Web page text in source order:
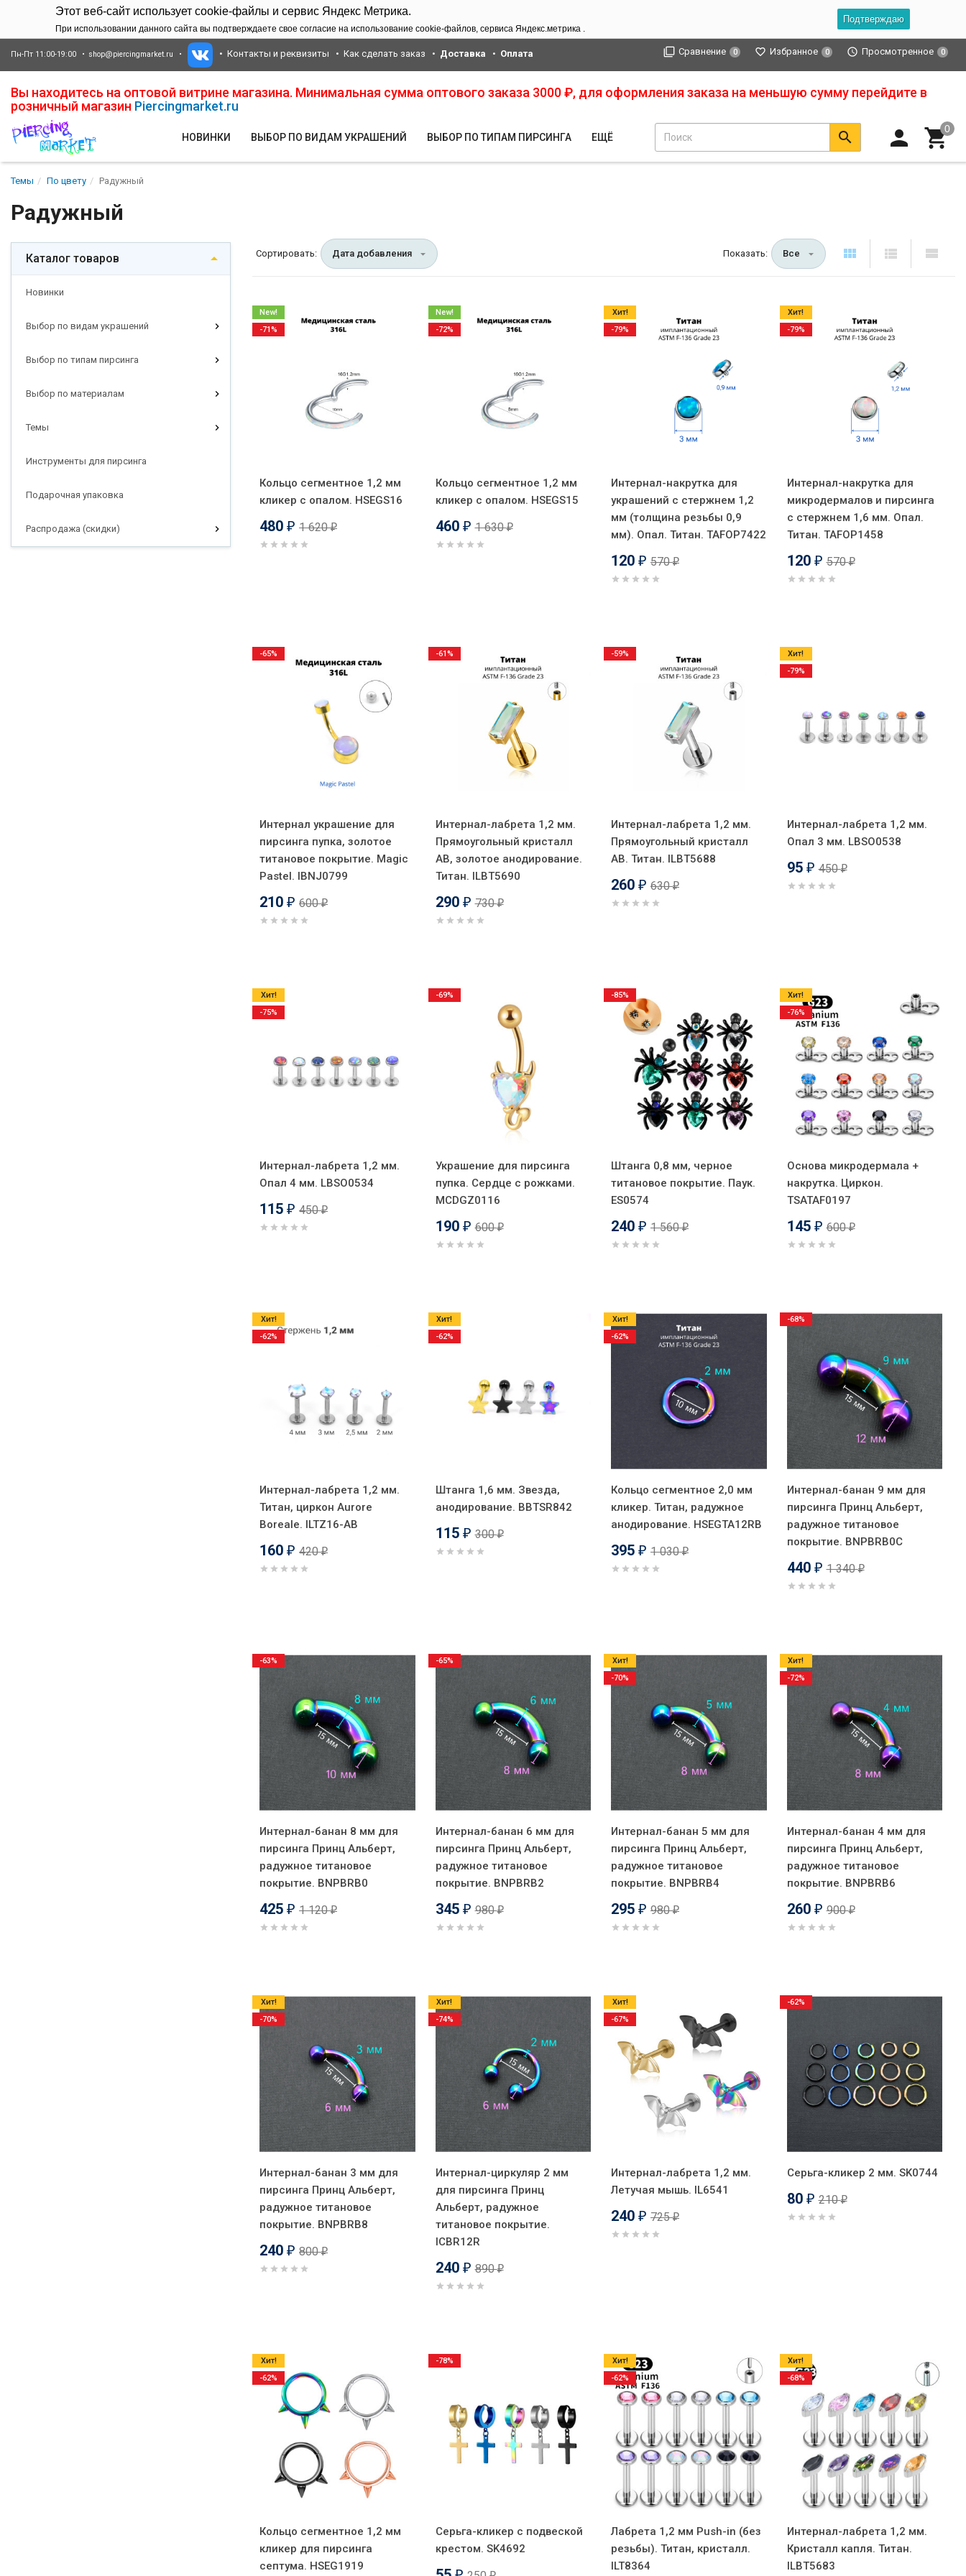
Этот веб-сайт использует cookie-файлы и сервис Яндекс Метрика.
При использовании данного сайта вы подтверждаете свое согласие на использование cookie-файлов, сервиса Яндекс.метрика .
Подтверждаю
Пн-Пт 11:00-19:00 shop@piercingmarket.ru Контакты и реквизиты Как сделать заказ Доставка Оплата Сравнение 0 Избранное 0 Просмотренное 0
Вы находитесь на оптовой витрине магазина. Минимальная сумма оптового заказа 3000 ₽, для оформления заказа на меньшую сумму перейдите в
розничный магазин Piercingmarket.ru
НОВИНКИ ВЫБОР ПО ВИДАМ УКРАШЕНИЙ ВЫБОР ПО ТИПАМ ПИРСИНГА ЕЩЁ
Темы По цвету Радужный
Радужный
Каталог товаров
Новинки
Выбор по видам украшений
Выбор по типам пирсинга
Выбор по материалам
Темы
Инструменты для пирсинга
Подарочная упаковка
Распродажа (скидки)
Сортировать: Дата добавления Показать: Все
Кольцо сегментное 1,2 мм
кликер с опалом. HSEGS16
480 ₽ 1 620₽
New!
-71%
Кольцо сегментное 1,2 мм
кликер с опалом. HSEGS15
460 ₽ 1 630₽
New!
-72%
Интернал-накрутка для
украшений с стержнем 1,2
мм (толщина резьбы 0,9
мм). Опал. Титан. TAFOP7422
120 ₽ 570₽
Хит!
-79%
Интернал-накрутка для
микродермалов и пирсинга
с стержнем 1,6 мм. Опал.
Титан. TAFOP1458
120 ₽ 570₽
Хит!
-79%
Интернал украшение для
пирсинга пупка, золотое
титановое покрытие. Magic
Pastel. IBNJ0799
210 ₽ 600₽
-65%
Интернал-лабрета 1,2 мм.
Прямоугольный кристалл
AB, золотое анодирование.
Титан. ILBT5690
290 ₽ 730₽
-61%
Интернал-лабрета 1,2 мм.
Прямоугольный кристалл
AB. Титан. ILBT5688
260 ₽ 630₽
-59%
Интернал-лабрета 1,2 мм.
Опал 3 мм. LBSO0538
95 ₽ 450₽
Хит!
-79%
Интернал-лабрета 1,2 мм.
Опал 4 мм. LBSO0534
115 ₽ 450₽
Хит!
-75%
Украшение для пирсинга
пупка. Сердце с рожками.
MCDGZ0116
190 ₽ 600₽
-69%
Штанга 0,8 мм, черное
титановое покрытие. Паук.
ES0574
240 ₽ 1 560₽
-85%
Основа микродермала +
накрутка. Циркон.
TSATAF0197
145 ₽ 600₽
Хит!
-76%
Интернал-лабрета 1,2 мм.
Титан, циркон Aurore
Boreale. ILTZ16-AB
160 ₽ 420₽
Хит!
-62%
Штанга 1,6 мм. Звезда,
анодирование. BBTSR842
115 ₽ 300₽
Хит!
-62%
Кольцо сегментное 2,0 мм
кликер. Титан, радужное
анодирование. HSEGTA12RB
395 ₽ 1 030₽
Хит!
-62%
Интернал-банан 9 мм для
пирсинга Принц Альберт,
радужное титановое
покрытие. BNPBRB0C
440 ₽ 1 340₽
-68%
Интернал-банан 8 мм для
пирсинга Принц Альберт,
радужное титановое
покрытие. BNPBRB0
425 ₽ 1 120₽
-63%
Интернал-банан 6 мм для
пирсинга Принц Альберт,
радужное титановое
покрытие. BNPBRB2
345 ₽ 980₽
-65%
Интернал-банан 5 мм для
пирсинга Принц Альберт,
радужное титановое
покрытие. BNPBRB4
295 ₽ 980₽
Хит!
-70%
Интернал-банан 4 мм для
пирсинга Принц Альберт,
радужное титановое
покрытие. BNPBRB6
260 ₽ 900₽
Хит!
-72%
Интернал-банан 3 мм для
пирсинга Принц Альберт,
радужное титановое
покрытие. BNPBRB8
240 ₽ 800₽
Хит!
-70%
Интернал-циркуляр 2 мм
для пирсинга Принц
Альберт, радужное
титановое покрытие.
ICBR12R
240 ₽ 890₽
Хит!
-74%
Интернал-лабрета 1,2 мм.
Летучая мышь. IL6541
240 ₽ 725₽
Хит!
-67%
Серьга-кликер 2 мм. SK0744
80 ₽ 210₽
-62%
Кольцо сегментное 1,2 мм
кликер для пирсинга
септума. HSEG1919
Хит!
-62%
Серьга-кликер с подвеской
крестом. SK4692
-78%
Лабрета 1,2 мм Push-in (без
резьбы). Титан, кристалл.
ILT8364
Хит!
-62%
Интернал-лабрета 1,2 мм.
Кристалл капля. Титан.
ILBT5683
Хит!
-68%